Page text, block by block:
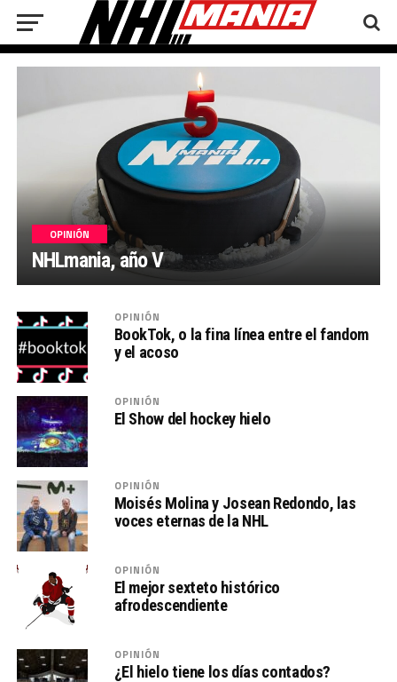
OPINIÓN
NHLmania, año V
OPINIÓN
BookTok, o la fina línea entre el fandom
y el acoso
OPINIÓN
El Show del hockey hielo
OPINIÓN
Moisés Molina y Josean Redondo, las
voces eternas de la NHL
OPINIÓN
El mejor sexteto histórico
afrodescendiente
OPINIÓN
¿El hielo tiene los días contados?